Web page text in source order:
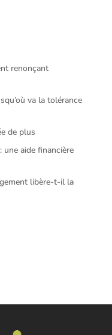
renonçant
va la tolérance
de plus
aide financière
libère-t-il la